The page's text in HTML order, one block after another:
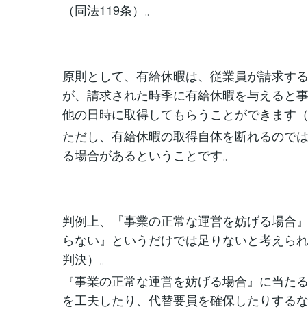
（同法119条）。
原則として、有給休暇は、従業員が請求す
が、請求された時季に有給休暇を与えると
他の日時に取得してもらうことができます（
ただし、有給休暇の取得自体を断れるので
る場合があるということです。
判例上、『事業の正常な運営を妨げる場合
らない』というだけでは足りないと考えら
判決）。
『事業の正常な運営を妨げる場合』に当た
を工夫したり、代替要員を確保したりする